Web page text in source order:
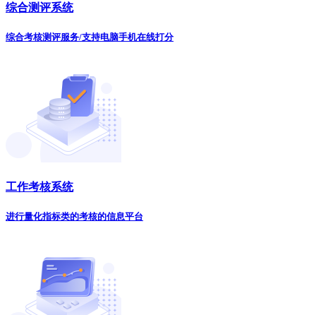
综合测评系统
综合考核测评服务/支持电脑手机在线打分
工作考核系统
进行量化指标类的考核的信息平台